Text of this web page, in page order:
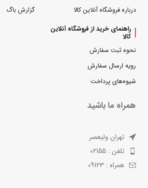
درباره فروشگاه آنلاین کالا
گزارش باگ
راهنمای خرید از فروشگاه آنلاین
کالا
نحوه ثبت سفارش
رویه ارسال سفارش
شیوه‌های پرداخت
همراه ما باشید
تهران ولیعصر
تلفن : 02155
همراه : 09123